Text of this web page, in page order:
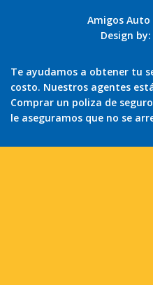
Amigos Auto
Design by:
Te ayudamos a obtener tu
costo. Nuestros agentes
Comprar un poliza de
le aseguramos que no se